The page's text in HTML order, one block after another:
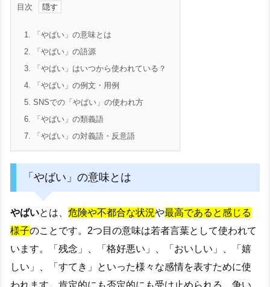
目次
1. 「やばい」の意味とは
2. 「やばい」の語源
3. 「やばい」はいつから使われている？
4. 「やばい」の例文・用例
5. SNSでの「やばい」の使われ方
6. 「やばい」の類義語
7. 「やばい」の対義語・反意語
「やばい」の意味とは
やばいとは、 危険や不都合な状況や最高であると感じる
様子のことです。2つ目の意味は若者言葉として使われて
います。「残念」、「格好悪い」、「おいしい」、「嬉
しい」、「すてき」といった様々な感情を表すために使